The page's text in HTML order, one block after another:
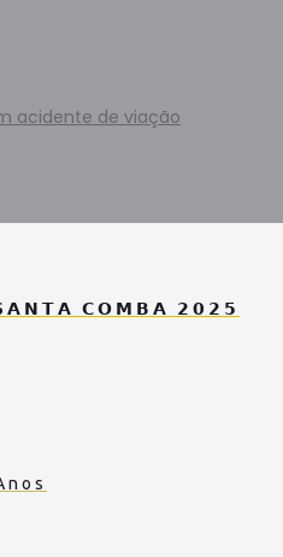
acidente de viação
𝗖𝗢𝗠𝗕𝗔 𝟮𝟬𝟮𝟱